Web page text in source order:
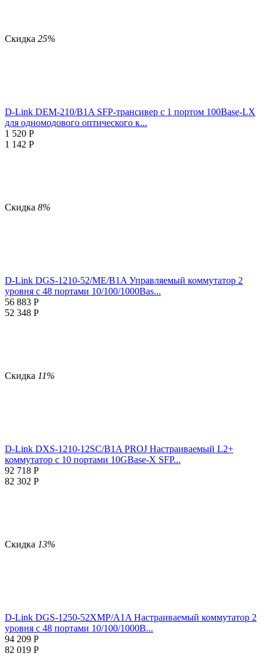
Скидка 25%
D-Link DEM-210/B1A SFP-трансивер с 1 портом 100Base-LX
для одномодового оптического к...
1 520 Р
1 142 Р
Скидка 8%
D-Link DGS-1210-52/ME/B1A Управляемый коммутатор 2
уровня с 48 портами 10/100/1000Bas...
56 883 Р
52 348 Р
Скидка 11%
D-Link DXS-1210-12SC/B1A PROJ Настраиваемый L2+
коммутатор с 10 портами 10GBase-X SFP...
92 718 Р
82 302 Р
Скидка 13%
D-Link DGS-1250-52XMP/A1A Настраиваемый коммутатор 2
уровня с 48 портами 10/100/1000B...
94 209 Р
82 019 Р